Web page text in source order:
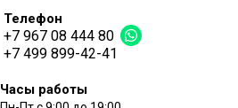
Телефон
+7 967 08 444 80
+7 499 899-42-41
Часы работы